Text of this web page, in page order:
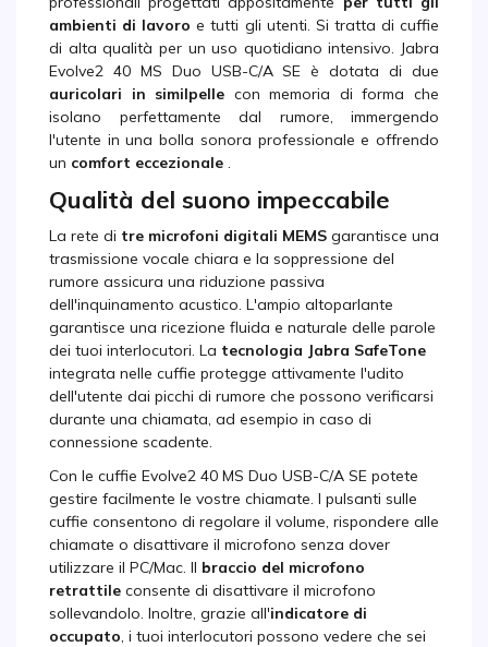
ambienti di lavoroe tutti gli utenti. Si tratta di cuffie
di alta qualità per un uso quotidiano intensivo. Jabra
Evolve2 40 MS Duo USB-C/A SE è dotata di due
auricolari in similpelle con memoria di forma che
isolano perfettamente dal rumore, immergendo
l'utente in una bolla sonora professionale e offrendo
un comfort eccezionale .
Qualità del suono impeccabile
La rete di tre microfoni digitali MEMS garantisce una
trasmissione vocale chiara e la soppressione del
rumore assicura una riduzione passiva
dell'inquinamento acustico. L'ampio altoparlante
garantisce una ricezione fluida e naturale delle parole
dei tuoi interlocutori. La tecnologia Jabra SafeTone
integrata nelle cuffie protegge attivamente l'udito
dell'utente dai picchi di rumore che possono verificarsi
durante una chiamata, ad esempio in caso di
connessione scadente.
Con le cuffie Evolve2 40 MS Duo USB-C/A SE potete
gestire facilmente le vostre chiamate. I pulsanti sulle
cuffie consentono di regolare il volume, rispondere alle
chiamate o disattivare il microfono senza dover
utilizzare il PC/Mac. Il braccio del microfono
retrattile consente di disattivare il microfono
sollevandolo. Inoltre, grazie all'indicatore di
occupato, i tuoi interlocutori possono vedere che sei